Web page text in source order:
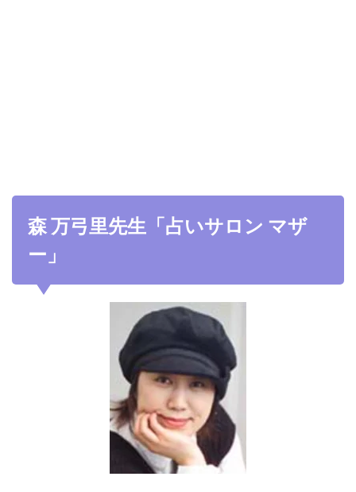
森 万弓里先生「占いサロン マザ
ー」